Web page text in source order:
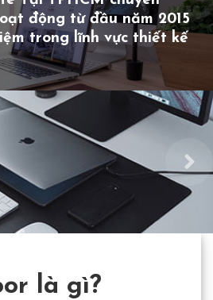
động từ đầu năm 2015
trong lĩnh vực thiết kế
là gì?